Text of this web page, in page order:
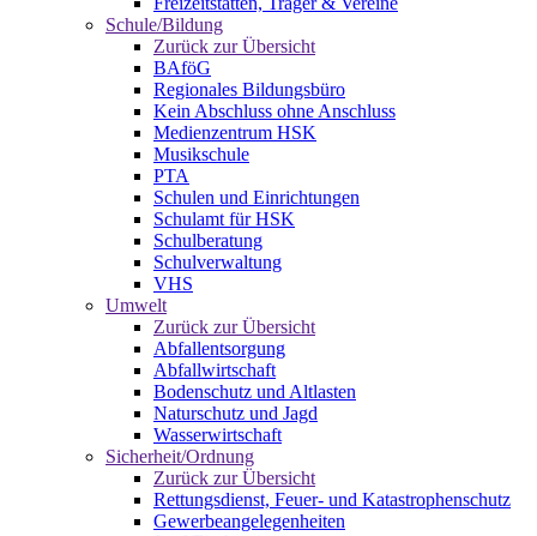
Schule/Bildung
Zurück zur Übersicht
BAföG
Regionales Bildungsbüro
Kein Abschluss ohne Anschluss
Medienzentrum HSK
Musikschule
PTA
Schulen und Einrichtungen
Schulamt für HSK
Schulberatung
Schulverwaltung
VHS
Umwelt
Zurück zur Übersicht
Abfallentsorgung
Abfallwirtschaft
Bodenschutz und Altlasten
Naturschutz und Jagd
Wasserwirtschaft
Sicherheit/Ordnung
Zurück zur Übersicht
Rettungsdienst, Feuer- und Katastrophenschutz
Gewerbeangelegenheiten